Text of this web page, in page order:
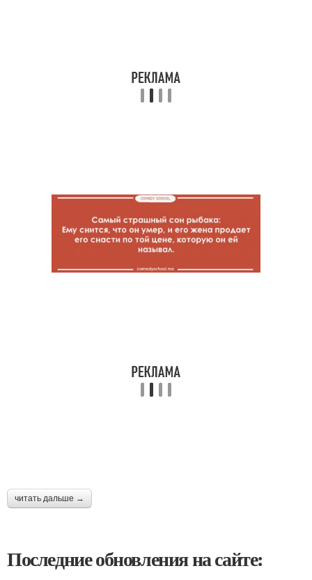
читать дальше →
Последние обновления на сайте: